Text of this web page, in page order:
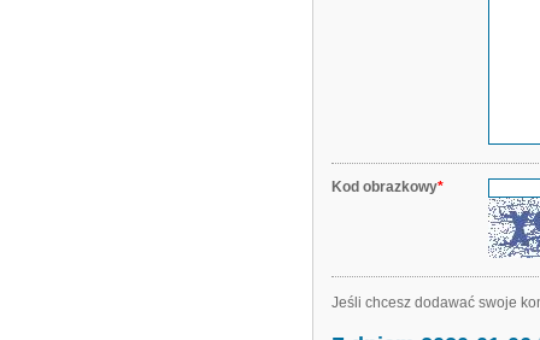
Kod obrazkowy*
Jeśli chcesz dodawać swoje